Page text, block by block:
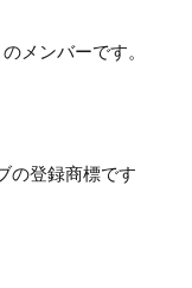
メンバーです。
の登録商標です​